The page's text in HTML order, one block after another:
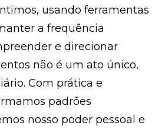
usando ferramentas
a frequência
e direcionar
não é um ato único,
Com prática e
padrões
nosso poder pessoal e